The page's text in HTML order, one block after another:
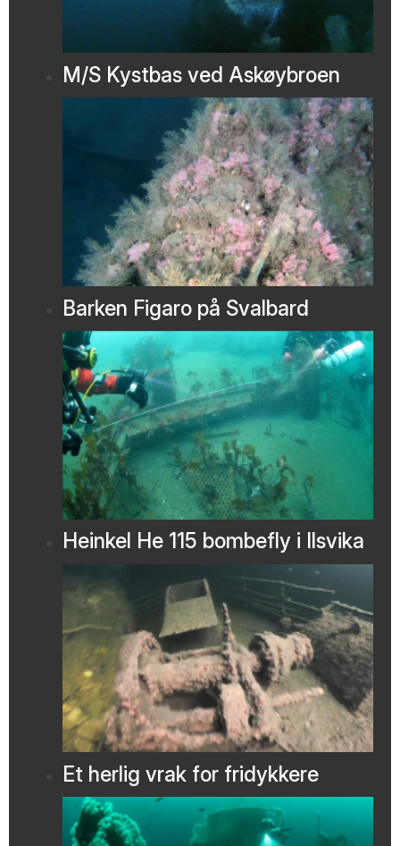
M/S Kystbas ved Askøybroen
Barken Figaro på Svalbard
Heinkel He 115 bombefly i Ilsvika
Et herlig vrak for fridykkere